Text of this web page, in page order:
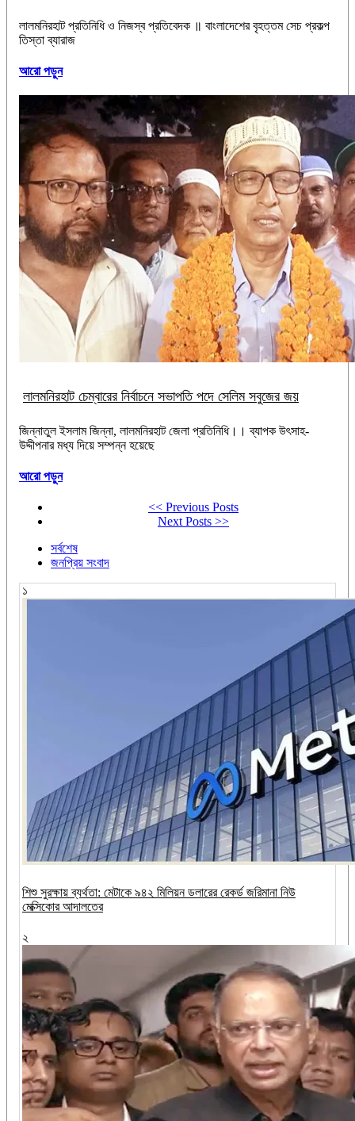
লালমনিরহাট প্রতিনিধি ও নিজস্ব প্রতিবেদক ॥ বাংলাদেশের বৃহত্তম সেচ প্রকল্প
তিস্তা ব্যারাজ
আরো পড়ুন
‎লালমনিরহাট চেম্বারের নির্বাচনে সভাপতি পদে সেলিম সবুজের জয়
‎‎জিন্নাতুল ইসলাম জিন্না, লালমনিরহাট জেলা প্রতিনিধি।। ‎ব্যাপক উৎসাহ-
উদ্দীপনার মধ্য দিয়ে সম্পন্ন হয়েছে
আরো পড়ুন
<< Previous Posts
Next Posts >>
সর্বশেষ
জনপ্রিয় সংবাদ
১
শিশু সুরক্ষায় ব্যর্থতা: মেটাকে ৯৪২ মিলিয়ন ডলারের রেকর্ড জরিমানা নিউ
মেক্সিকোর আদালতের
২